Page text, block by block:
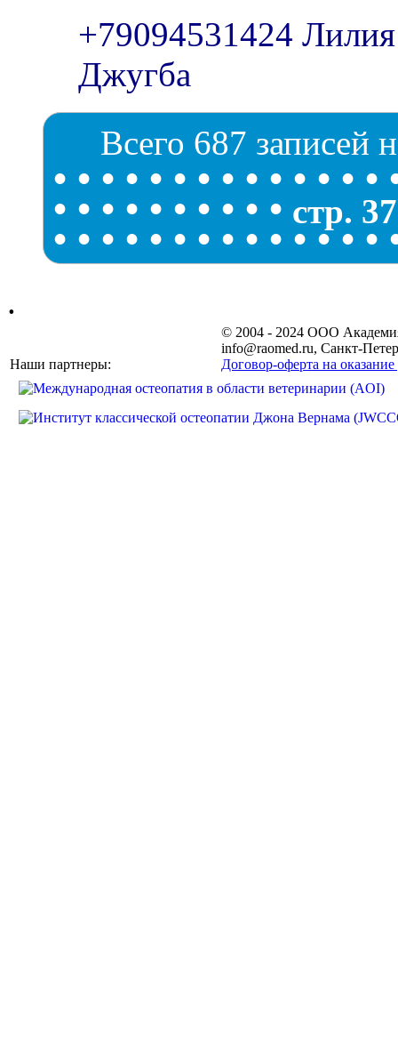
+79094531424
Джугба
Всего 687 записей
• • • • • • • • • • • • • •
• • • • • • • • • • стр. 37
• • • • • • • • • • •• • •
.
Наши партнеры:
© 2004 - 2024 ООО
info@raomed.ru, Санкт-
Договор-оферта на оказание